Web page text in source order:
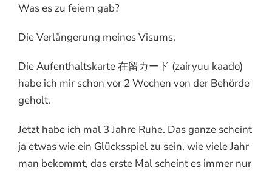
Was es zu feiern gab?
Die Verlängerung meines Visums.
Die Aufenthaltskarte 在留カード (zairyuu kaado)
habe ich mir schon vor 2 Wochen von der Behörde
geholt.
Jetzt habe ich mal 3 Jahre Ruhe. Das ganze scheint
ja etwas wie ein Glücksspiel zu sein, wie viele Jahr
man bekommt, das erste Mal scheint es immer nur